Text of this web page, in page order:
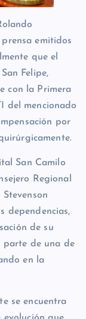
emitidos
que el
Felipe,
con la Primera
del mencionado
por
San Camilo
Regional
dependencias,
de su
parte de una de
en la
se encuentra